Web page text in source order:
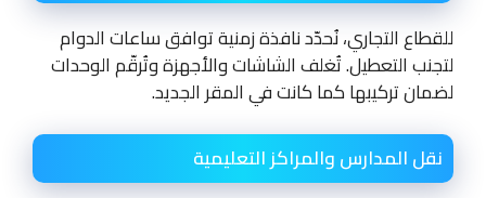
للقطاع التجاري، نُحدّد نافذة زمنية توافق ساعات الدوام
لتجنب التعطيل. تُغلف الشاشات والأجهزة وتُرقّم الوحدات
لضمان تركيبها كما كانت في المقر الجديد.
نقل المدارس والمراكز التعليمية